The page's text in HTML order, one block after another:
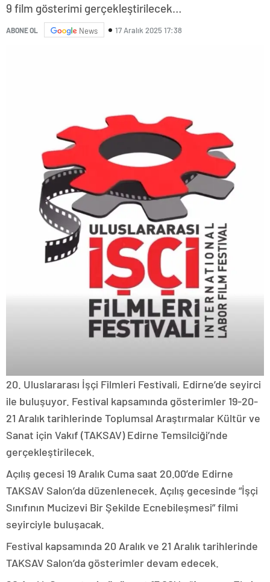
9 film gösterimi gerçekleştirilecek…
ABONE OL News 17 Aralık 2025 17:38
20. Uluslararası İşçi Filmleri Festivali, Edirne’de seyirci
ile buluşuyor. Festival kapsamında gösterimler 19-20-
21 Aralık tarihlerinde Toplumsal Araştırmalar Kültür ve
Sanat için Vakıf (TAKSAV) Edirne Temsilciği’nde
gerçekleştirilecek.
Açılış gecesi 19 Aralık Cuma saat 20.00’de Edirne
TAKSAV Salon’da düzenlenecek. Açılış gecesinde “İşçi
Sınıfının Mucizevi Bir Şekilde Ecnebileşmesi” filmi
seyirciyle buluşacak.
Festival kapsamında 20 Aralık ve 21 Aralık tarihlerinde
TAKSAV Salon’da gösterimler devam edecek.